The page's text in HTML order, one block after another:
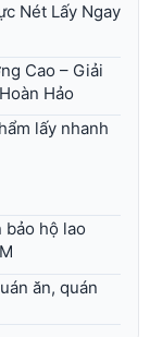
Nét Lấy Ngay
Cao – Giải
Hảo
lấy nhanh
bảo hộ lao
ăn, quán